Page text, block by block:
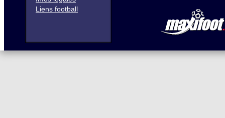
Liens football